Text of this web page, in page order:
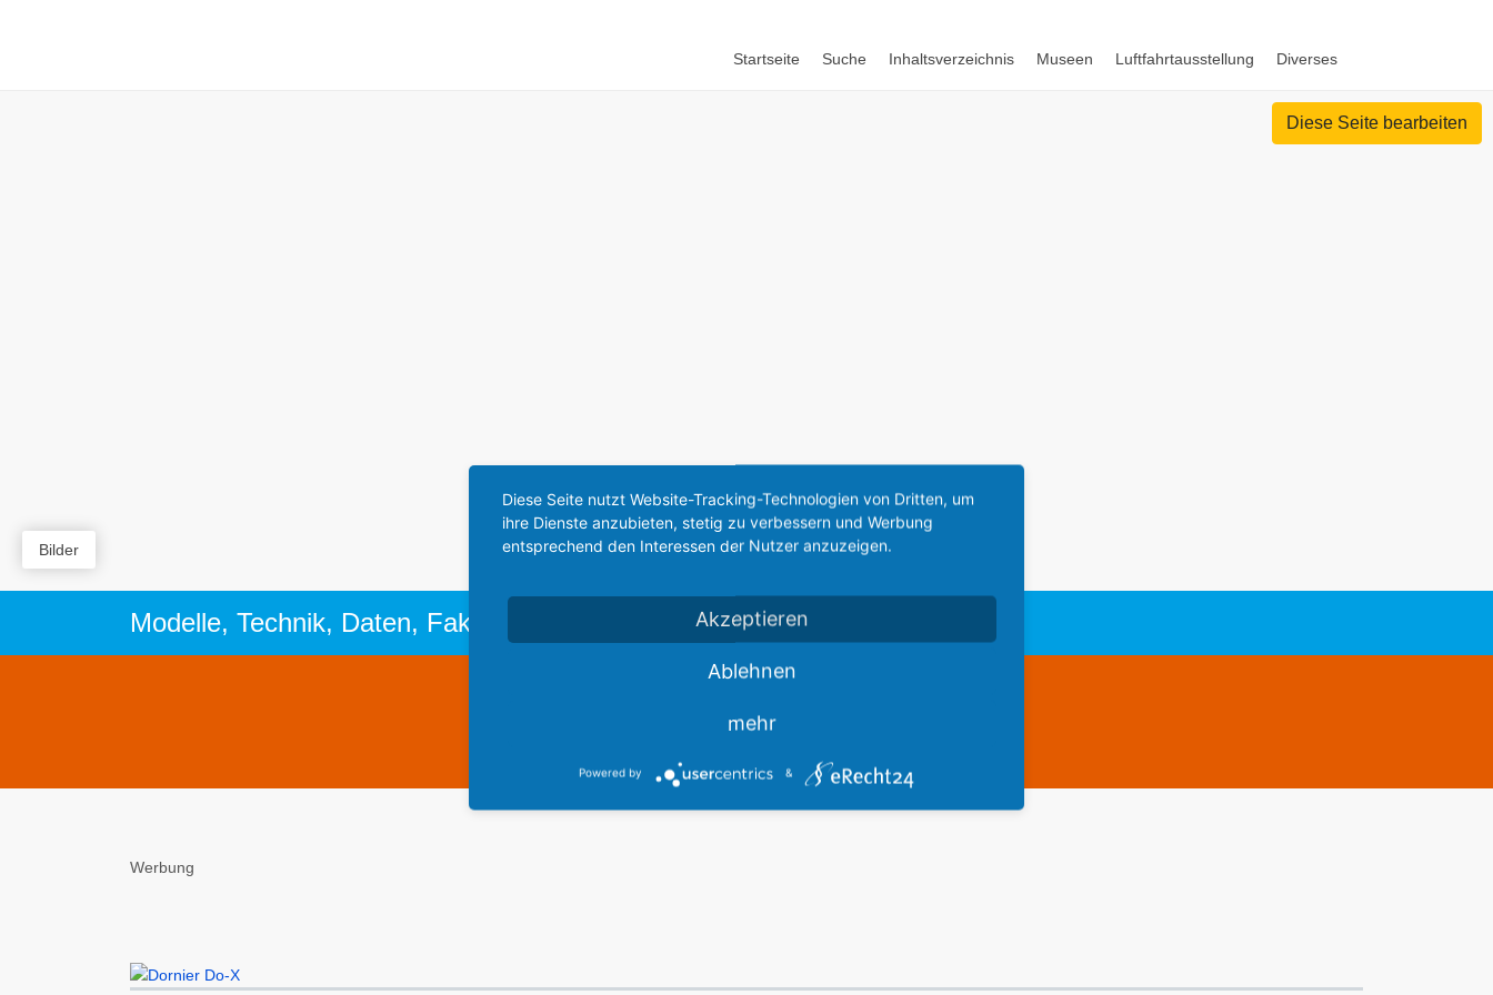
Startseite Suche Inhaltsverzeichnis Museen Luftfahrtausstellung Diverses
Diese Seite bearbeiten
Bilder
Modelle, Technik, Daten, Fakten = Flugzeug-Lexikon.de
This website is for sale
Werbung
Diese Seite nutzt Website-Tracking-Technologien von Dritten, um
ihre Dienste anzubieten, stetig zu verbessern und Werbung
entsprechend den Interessen der Nutzer anzuzeigen.
Akzeptieren
Ablehnen
mehr
Powered by &